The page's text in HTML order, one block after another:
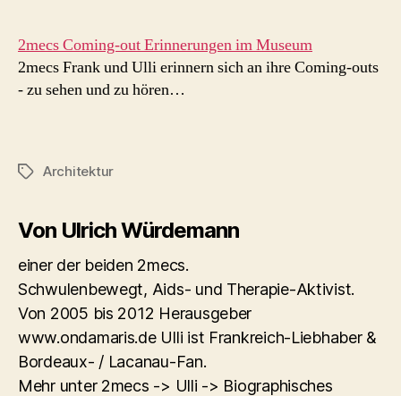
2mecs Coming-out Erinnerungen im Museum
2mecs Frank und Ulli erinnern sich an ihre Coming-outs
- zu sehen und zu hören…
Schlagwörter
Architektur
Von Ulrich Würdemann
einer der beiden 2mecs.
Schwulenbewegt, Aids- und Therapie-Aktivist.
Von 2005 bis 2012 Herausgeber
www.ondamaris.de Ulli ist Frankreich-Liebhaber &
Bordeaux- / Lacanau-Fan.
Mehr unter 2mecs -> Ulli -> Biographisches